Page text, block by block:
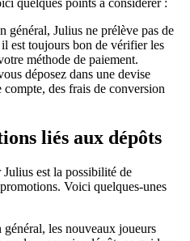
général, Julius ne prélève pas de
est toujours bon de vérifier les
méthode de paiement.
déposez dans une devise
des frais de conversion
liés aux dépôts
Julius est la possibilité de
Voici quelques-unes
général, les nouveaux joueurs